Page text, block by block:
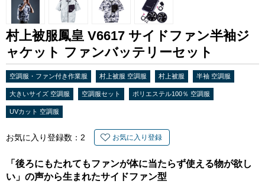
村上被服鳳皇 V6617 サイドファン半袖ジ
ャケット ファンバッテリーセット
空調服・ファン付き作業服 村上被服 空調服 村上被服 半袖 空調服
大きいサイズ 空調服 空調服セット ポリエステル100％ 空調服
UVカット 空調服
お気に入り登録数： 2 お気に入り登録
「後ろにもたれてもファンが体に当たらず使える物が欲し
い」の声から生まれたサイドファン型